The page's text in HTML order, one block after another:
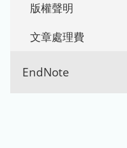
版權聲明
文章處理費
EndNote